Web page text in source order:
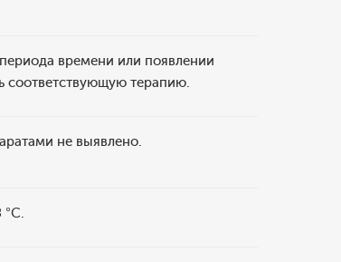
времени или появлении
соответствующую терапию.
не выявлено.